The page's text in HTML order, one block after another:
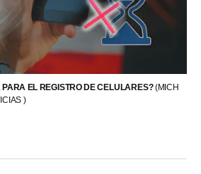
EL REGISTRO DE CELULARES?(MICH
)